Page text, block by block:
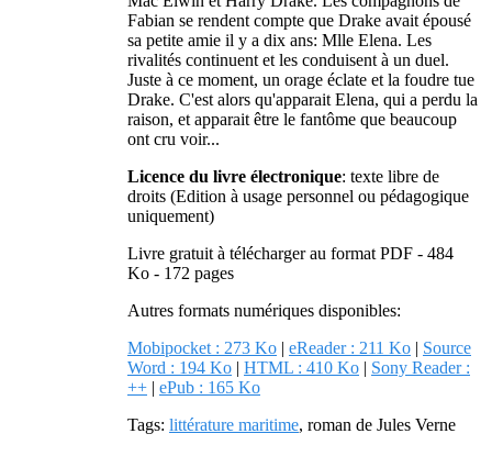
Fabian se rendent compte que Drake avait épousé
sa petite amie il y a dix ans: Mlle Elena. Les
rivalités continuent et les conduisent à un duel.
Juste à ce moment, un orage éclate et la foudre tue
Drake. C'est alors qu'apparait Elena, qui a perdu la
raison, et apparait être le fantôme que beaucoup
ont cru voir...
Licence du livre électronique: texte libre de
droits (Edition à usage personnel ou pédagogique
uniquement)
Livre gratuit à télécharger au format PDF - 484
Ko - 172 pages
Autres formats numériques disponibles:
Mobipocket : 273 Ko | eReader : 211 Ko | Source
Word : 194 Ko | HTML : 410 Ko | Sony Reader :
++ | ePub : 165 Ko
Tags: littérature maritime, roman de Jules Verne